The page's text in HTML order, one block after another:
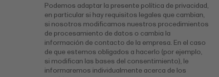
Podemos adaptar la presente política de privacidad,
en particular si hay requisitos legales que cambian,
si nosotros modificamos nuestros procedimientos
de procesamiento de datos o cambia la
información de contacto de la empresa. En el caso
de que estemos obligados a hacerlo (por ejemplo,
si modifican las bases del consentimiento), le
informaremos individualmente acerca de los